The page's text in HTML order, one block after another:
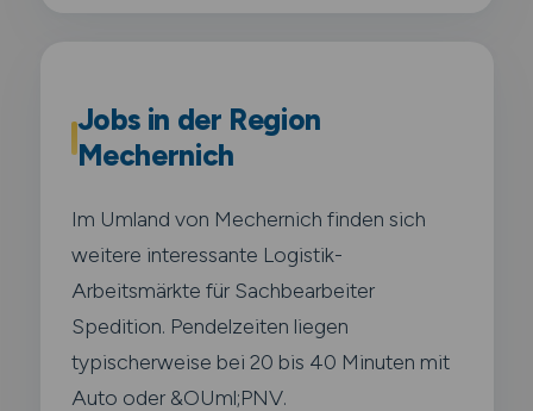
Jobs in der Region
Mechernich
Im Umland von Mechernich finden sich
weitere interessante Logistik-
Arbeitsmärkte für Sachbearbeiter
Spedition. Pendelzeiten liegen
typischerweise bei 20 bis 40 Minuten mit
Auto oder &OUml;PNV.